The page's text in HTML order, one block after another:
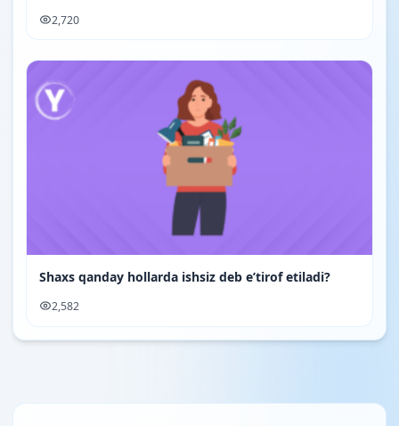
2,720
Shaxs qanday hollarda ishsiz deb e’tirof etiladi?
2,582